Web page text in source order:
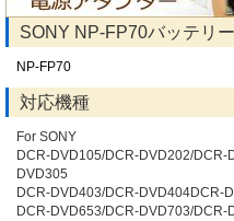
SONY NP-FP70バッテリ
NP-FP70
対応機種
For SONY
DCR-DVD105/DCR-DVD202/
DVD305
DCR-DVD403/DCR-DVD404DCR-
DCR-DVD653/DCR-DVD703/